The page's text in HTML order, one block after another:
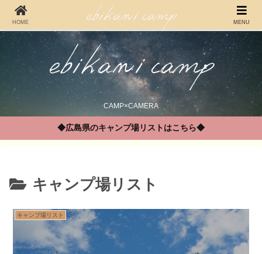
CAMP×CAMERA
◆広島県のキャンプ場リストはこちら◆
キャンプ場リスト
キャンプ場リスト
HOME MENU